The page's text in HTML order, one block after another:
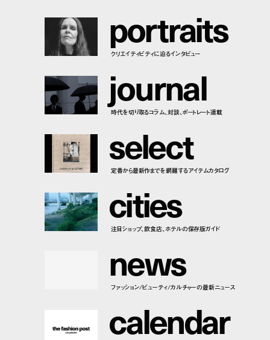
portraits
クリエイティビティに迫るインタビュー
journal
時代を切り取るコラム、対談、ポートレート連載
select
定番から最新作までを網羅するアイテムカタログ
cities
注目ショップ、飲食店、ホテルの保存版ガイド
news
ファッション/ビューティ/カルチャーの最新ニュース
calendar